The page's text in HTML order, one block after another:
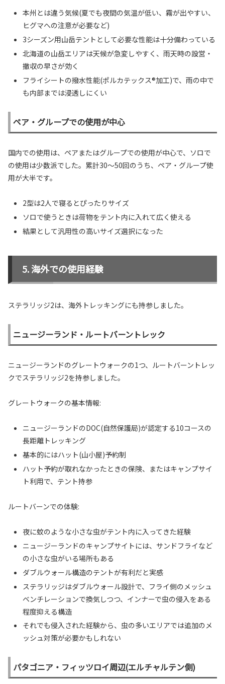
本州とは違う気候(夏でも夜間の気温が低い、霧が出やすい、
ヒグマへの注意が必要など)
3シーズン用山岳テントとして必要な性能は十分備わっている
北海道の山岳エリアは天候が急変しやすく、雨天時の設営・
撤収の早さが効く
フライシートの撥水性能(ポルカテックス®加工)で、雨の中で
も内部までは浸透しにくい
ペア・グループでの使用が中心
国内での使用は、ペアまたはグループでの使用が中心で、ソロで
の使用は少数派でした。累計30〜50回のうち、ペア・グループ使
用が大半です。
2型は2人で寝るとぴったりサイズ
ソロで使うときは荷物をテント内に入れて広く使える
結果として汎用性の高いサイズ選択になった
海外での使用経験
ステラリッジ2は、海外トレッキングにも持参しました。
ニュージーランド・ルートバーントレック
ニュージーランドのグレートウォークの1つ、ルートバーントレッ
クでステラリッジ2を持参しました。
グレートウォークの基本情報:
ニュージーランドのDOC(自然保護局)が認定する10コースの
長距離トレッキング
基本的にはハット(山小屋)予約制
ハット予約が取れなかったときの保険、またはキャンプサイ
ト利用で、テント持参
ルートバーンでの体験:
夜に蚊のような小さな虫がテント内に入ってきた経験
ニュージーランドのキャンプサイトには、サンドフライなど
の小さな虫がいる場所もある
ダブルウォール構造のテントが有利だと実感
ステラリッジはダブルウォール設計で、フライ側のメッシュ
ベンチレーションで換気しつつ、インナーで虫の侵入をある
程度抑える構造
それでも侵入された経験から、虫の多いエリアでは追加のメ
ッシュ対策が必要かもしれない
パタゴニア・フィッツロイ周辺(エルチャルテン側)